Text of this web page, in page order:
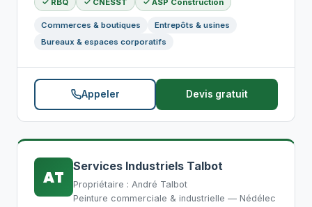
✓ RBQ ✓ CNESST ✓ ASP Construction
Commerces & boutiques
Entrepôts & usines
Bureaux & espaces corporatifs
Appeler Devis gratuit
AT
Services Industriels Talbot
Propriétaire : André Talbot
Peinture commerciale & industrielle — Nédélec